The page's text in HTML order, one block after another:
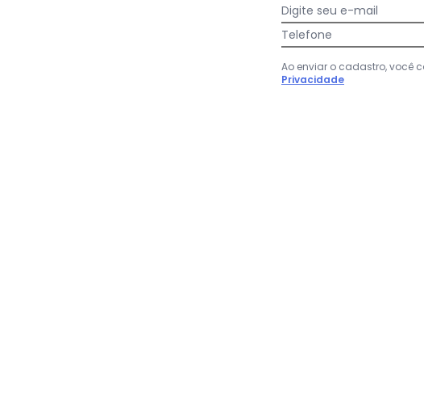
Lar e Lazer - Jogo de Cozinha
Organizador a Vácuo
LAR E LAZER
R$ 59,99
2xdeR$ 29,99
Digite seu e-mail
Telefone
Ao enviar o cadastro, você
Privacidade